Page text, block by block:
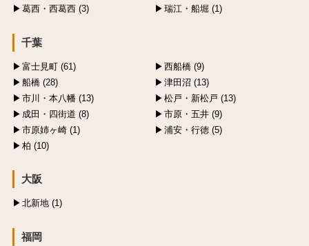
葛西・西葛西 (3)
瑞江・船堀 (1)
千葉
富士見町 (61)
西船橋 (9)
船橋 (28)
津田沼 (13)
市川・本八幡 (13)
松戸・新松戸 (13)
成田・四街道 (8)
市原・五井 (9)
市原姉ヶ崎 (1)
浦安・行徳 (5)
柏 (10)
大阪
北新地 (1)
福岡